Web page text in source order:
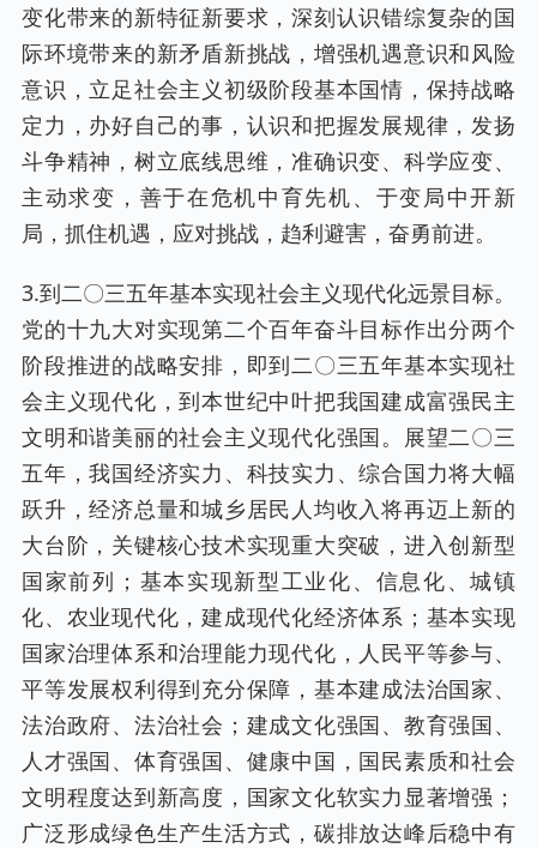
变化带来的新特征新要求，深刻认识错综复杂的国
际环境带来的新矛盾新挑战，增强机遇意识和风险
意识，立足社会主义初级阶段基本国情，保持战略
定力，办好自己的事，认识和把握发展规律，发扬
斗争精神，树立底线思维，准确识变、科学应变、
主动求变，善于在危机中育先机、于变局中开新
局，抓住机遇，应对挑战，趋利避害，奋勇前进。
3.到二〇三五年基本实现社会主义现代化远景目标。
党的十九大对实现第二个百年奋斗目标作出分两个
阶段推进的战略安排，即到二〇三五年基本实现社
会主义现代化，到本世纪中叶把我国建成富强民主
文明和谐美丽的社会主义现代化强国。展望二〇三
五年，我国经济实力、科技实力、综合国力将大幅
跃升，经济总量和城乡居民人均收入将再迈上新的
大台阶，关键核心技术实现重大突破，进入创新型
国家前列；基本实现新型工业化、信息化、城镇
化、农业现代化，建成现代化经济体系；基本实现
国家治理体系和治理能力现代化，人民平等参与、
平等发展权利得到充分保障，基本建成法治国家、
法治政府、法治社会；建成文化强国、教育强国、
人才强国、体育强国、健康中国，国民素质和社会
文明程度达到新高度，国家文化软实力显著增强；
广泛形成绿色生产生活方式，碳排放达峰后稳中有